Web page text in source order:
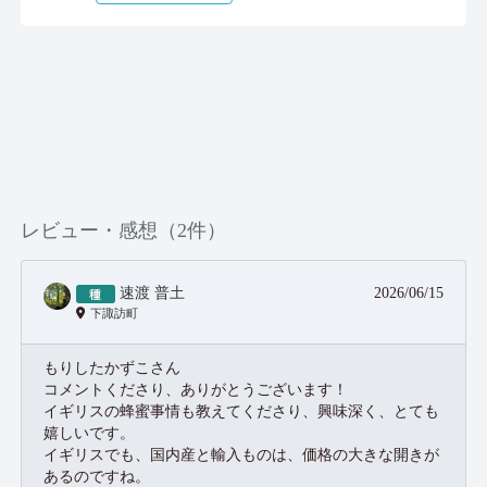
レビュー・感想（2件）
速渡 普土
下諏訪町
2026/06/15
もりしたかずこさん
コメントくださり、ありがとうございます！
イギリスの蜂蜜事情も教えてくださり、興味深く、とても
嬉しいです。
イギリスでも、国内産と輸入ものは、価格の大きな開きが
あるのですね。